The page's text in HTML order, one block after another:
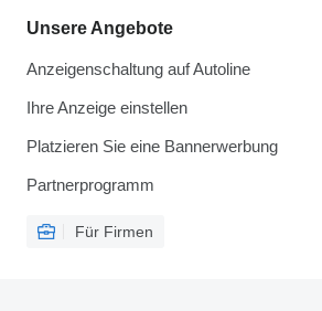
Unsere Angebote
Anzeigenschaltung auf Autoline
Ihre Anzeige einstellen
Platzieren Sie eine Bannerwerbung
Partnerprogramm
Für Firmen